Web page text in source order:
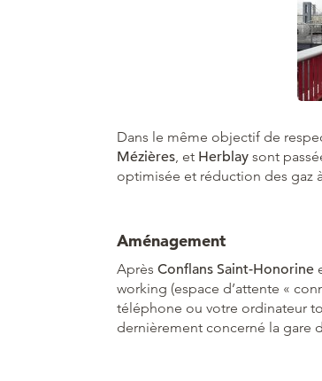
Dans le même objectif de
Mézières, et Herblay sont
optimisée et réduction des gaz
Aménagement
Après Conflans Saint-Honorine
working (espace d’attente «
téléphone ou votre ordinateur
dernièrement concerné la gare